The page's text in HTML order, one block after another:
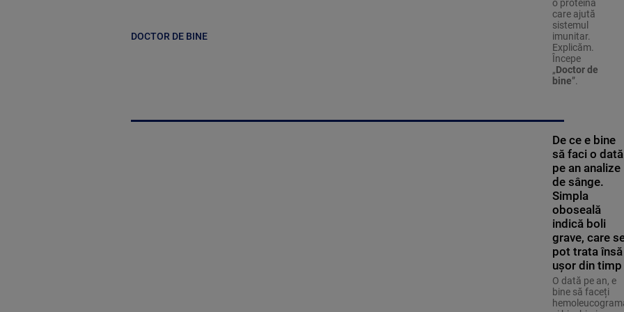
DOCTOR DE BINE
o proteină
care ajută
sistemul
imunitar.
Explicăm.
Începe
„Doctor de
bine”.
De ce e bine
să faci o dată
pe an analize
de sânge.
Simpla
oboseală
indică boli
grave, care
pot trata însă
ușor din timp
O dată pe an, e
bine să faceți